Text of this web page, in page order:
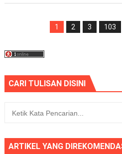
1 2 3 103
CARI TULISAN DISINI
ARTIKEL YANG